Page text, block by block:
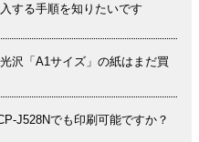
する手順を知りたいです
沢「A1サイズ」の紙はまだ買
J528Nでも印刷可能ですか？